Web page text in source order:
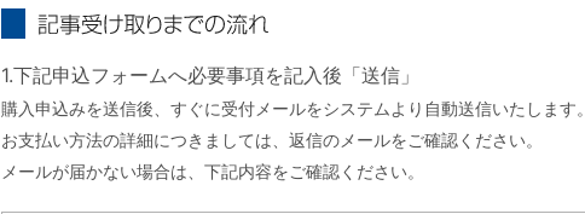
1.下記申込フォームへ必要事項を記入後「送信」
購入申込みを送信後、すぐに受付メールをシステムより自動送信いたします。
お支払い方法の詳細につきましては、返信のメールをご確認ください。
メールが届かない場合は、下記内容をご確認ください。